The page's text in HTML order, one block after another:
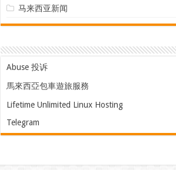
马来西亚新闻
Abuse 投诉
馬來西亞包車遊旅服務
Lifetime Unlimited Linux Hosting
Telegram